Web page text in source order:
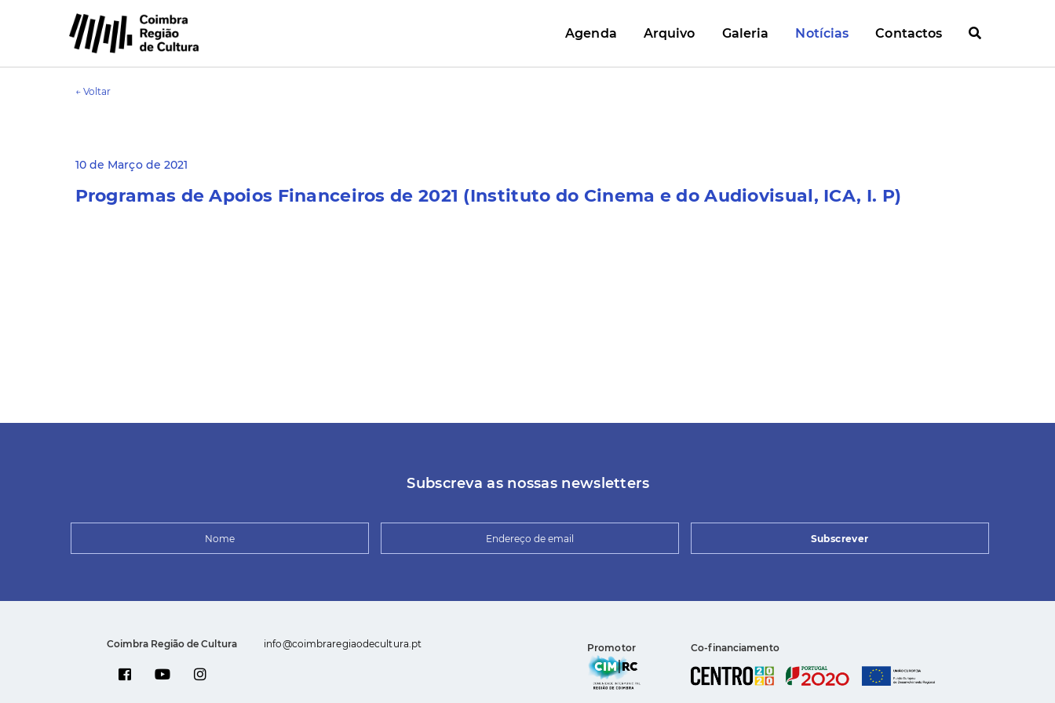
Agenda Arquivo Galeria Notícias Contactos
← Voltar
10 de Março de 2021
Programas de Apoios Financeiros de 2021 (Instituto do Cinema e do Audiovisual, ICA, I. P)
Subscreva as nossas newsletters
Subscrever
Coimbra Região de Cultura info@coimbraregiaodecultura.pt Promotor Co-financiamento